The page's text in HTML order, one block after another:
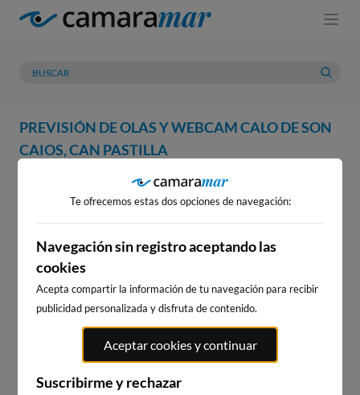
PREVISIÓN DE OLAS Y WEBCAM CALO DE SON
CAIOS, CAN PASTILLA
PREVISIÓN METEOROLOGÍA
WEBCAM CALO DE SON CAIOS,
CAN PASTILLA
WEBCAMS CERCANAS
Te ofrecemos estas dos opciones de navegación:
Navegación sin registro aceptando las
cookies
Acepta compartir la información de tu navegación para recibir
publicidad personalizada y disfruta de contenido.
Aceptar cookies y continuar
Suscribirme y rechazar